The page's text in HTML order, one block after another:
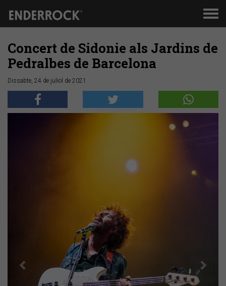
Concert de Sidonie als Jardins de
Pedralbes de Barcelona
Dissabte, 24 de juliol de 2021
Anterior